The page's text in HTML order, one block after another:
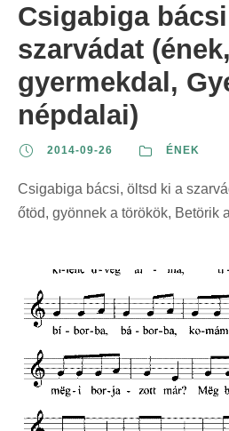
Csigabiga
szarvádat (ének,
gyermekdal,
népdalai)
2014-09-26 ÉNEK
Csigabiga bácsi, öltsd ki a
őtöd, gyönnek a törökök, Betörik